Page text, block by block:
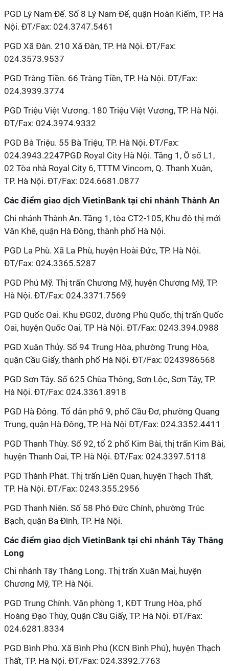
PGD Lý Nam Đế. Số 8 Lý Nam Đế, quận Hoàn Kiếm, TP. Hà
Nội. ĐT/Fax: 024.3747.5461
PGD Xã Đàn. 210 Xã Đàn, TP. Hà Nội. ĐT/Fax:
024.3573.9537
PGD Tràng Tiền. 66 Tràng Tiền, TP. Hà Nội. ĐT/Fax:
024.3939.3774
PGD Triệu Việt Vương. 180 Triệu Việt Vương, TP. Hà Nội.
ĐT/Fax: 024.3974.9332
PGD Bà Triệu. 55 Bà Triệu, TP. Hà Nội. ĐT/Fax:
024.3943.2247PGD Royal City Hà Nội. Tầng 1, Ô số L1,
02 Tòa nhà Royal City 6, TTTM Vincom, Q. Thanh Xuân,
TP. Hà Nội. ĐT/Fax: 024.6681.0877
Các điểm giao dịch VietinBank tại chi nhánh Thành An
Chi nhánh Thành An. Tầng 1, tòa CT2-105, Khu đô thị mới
Văn Khê, quận Hà Đông, thành phố Hà Nội.
PGD La Phù. Xã La Phù, huyện Hoài Đức, TP. Hà Nội.
ĐT/Fax: 024.3365.5287
PGD Phú Mỹ. Thị trấn Chương Mỹ, huyện Chương Mỹ, TP.
Hà Nội. ĐT/Fax: 024.3371.7569
PGD Quốc Oai. Khu ĐG02, đường Phú Quốc, thị trấn Quốc
Oai, huyện Quốc Oai, TP Hà Nội. ĐT/Fax: 0243.394.0988
PGD Xuân Thủy. Số 94 Trung Hòa, phường Trung Hòa,
quận Cầu Giấy, thành phố Hà Nội. ĐT/Fax: 0243986568
PGD Sơn Tây. Số 625 Chùa Thông, Sơn Lộc, Sơn Tây, TP.
Hà Nội. ĐT/Fax: 024.3361.8918
PGD Hà Đông. Tổ dân phố 9, phố Cầu Đơ, phường Quang
Trung, quận Hà Đông, TP. Hà Nội ĐT/Fax: 024.3352.4411
PGD Thanh Thùy. Số 92, tổ 2 phố Kim Bài, thị trấn Kim Bài,
huyện Thanh Oai, TP. Hà Nội. ĐT/Fax: 024.3397.5118
PGD Thành Phát. Thị trấn Liên Quan, huyện Thạch Thất,
TP. Hà Nội. ĐT/Fax: 0243.355.2956
PGD Thanh Niên. Số 58 Phó Đức Chính, phường Trúc
Bạch, quận Ba Đình, TP. Hà Nội.
Các điểm giao dịch VietinBank tại chi nhánh Tây Thăng
Long
Chi nhánh Tây Thăng Long. Thị trấn Xuân Mai, huyện
Chương Mỹ, TP. Hà Nội.
PGD Trung Chính. Văn phòng 1, KĐT Trung Hòa, phố
Hoàng Đạo Thúy, Quận Cầu Giấy, TP. Hà Nội. ĐT/Fax:
024.6281.8334
PGD Bình Phú. Xã Bình Phú (KCN Bình Phú), huyện Thạch
Thất, TP. Hà Nội. ĐT/Fax: 024.3392.7763